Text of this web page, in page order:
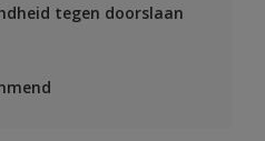
tegen doorslaan